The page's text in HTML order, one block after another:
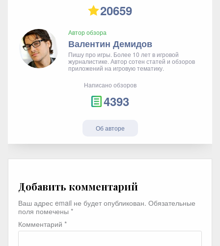
20659
Автор обзора
Валентин Демидов
Пишу про игры. Более 10 лет в игровой
журналистике. Автор сотен статей и обзоров
приложений на игровую тематику.
Написано обзоров
4393
Об авторе
Добавить комментарий
Ваш адрес email не будет опубликован. Обязательные
поля помечены *
Комментарий *